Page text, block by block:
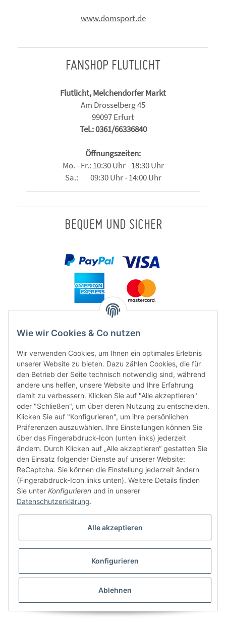
www.domsport.de
FANSHOP FLUTLICHT
Flutlicht, Melchendorfer Markt
Am Drosselberg 45
99097 Erfurt
Tel.: 0361/66336840
Öffnungszeiten:
Mo. - Fr.: 10:30 Uhr - 18:30 Uhr
Sa.: 09:30 Uhr - 14:00 Uhr
BEQUEM UND SICHER
FÜR EUCH UNTERWEGS
Vertrag widerrufen
* Alle Preise inkl. gesetzlicher USt., zzgl.
© domsport GbR Besucherzähler: 1300850
Wie wir Cookies & Co nutzen
Wir verwenden Cookies, um Ihnen ein optimales Erlebnis
unserer Website zu bieten. Dazu zählen Cookies, die für
den Betrieb der Seite technisch notwendig sind, während
andere uns helfen, unsere Website und Ihre Erfahrung
damit zu verbessern. Klicken Sie auf "Alle akzeptieren"
oder "Schließen", um über deren Nutzung zu entscheiden.
Klicken Sie auf "Konfigurieren", um ihre persönlichen
Präferenzen auszuwählen. Ihre Einstellungen können Sie
über das Fingerabdruck-Icon (unten links) jederzeit
ändern. Durch Klicken auf „Alle akzeptieren“ gestatten Sie
den Einsatz folgender Dienste auf unserer Website:
ReCaptcha. Sie können die Einstellung jederzeit ändern
(Fingerabdruck-Icon links unten). Weitere Details finden
Sie unter Konfigurieren und in unserer
Datenschutzerklärung.
Alle akzeptieren
Konfigurieren
Ablehnen